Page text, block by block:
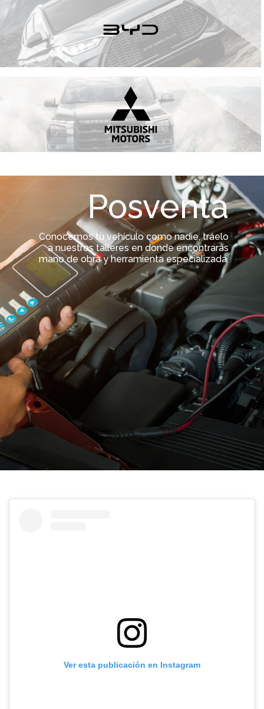
Posventa
Conocemos tu vehículo como nadie, tráelo
a nuestros talleres en donde encontrarás
mano de obra y herramienta especializada.
Ver esta publicación en Instagram